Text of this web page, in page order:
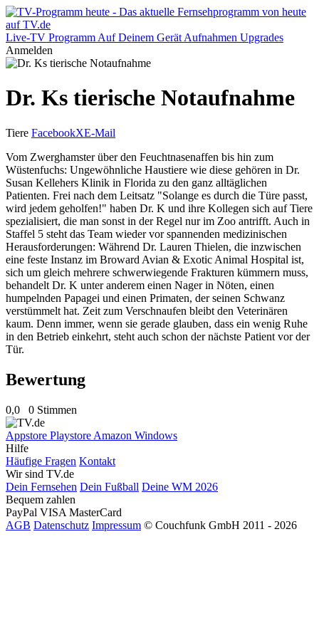
Live-TV Programm Auf Deinem Gerät Aufnahmen Upgrades
Anmelden
Dr. Ks tierische Notaufnahme
Tiere FacebookXE-Mail
Vom Zwerghamster über den Feuchtnasenaffen bis hin zum
Wüstenfuchs: Ungewöhnliche Haustiere wie diese gehören in Dr.
Susan Kellehers Klinik in Florida zu den ganz alltäglichen
Patienten. Frei nach dem Leitsatz "Solange es durch die Türe passt,
wird jedem geholfen!" haben Dr. K und ihre Kollegen sich auf Tiere
spezialisiert, die man sonst in der Regel nur im Zoo antrifft. Auch in
Staffel 5 steht das Team wieder vor spannenden medizinischen
Herausforderungen: Während Dr. Lauren Thielen, die inzwischen
eine feste Instanz im Broward Avian & Exotic Animal Hospital ist,
sich um gleich mehrere schwerwiegende Frakturen kümmern muss,
behandelt Dr. K unter anderem einen Nager in Nöten, einen
humpelnden Papagei und einen Primaten, der seinen Schwanz
verstümmelt hat. Zeit zum Verschnaufen bleibt den Veterinären
kaum. Denn immer, wenn sie gerade glauben, dass ein wenig Ruhe
in den Betrieb einkehrt, steht auch schon der nächste Patient vor der
Tür.
Bewertung
0,0 0 Stimmen
Appstore Playstore Amazon Windows
Hilfe
Häufige Fragen Kontakt
Wir sind TV.de
Dein Fernsehen Dein Fußball Deine WM 2026
Bequem zahlen
PayPal VISA MasterCard
AGB Datenschutz Impressum © Couchfunk GmbH 2011 - 2026